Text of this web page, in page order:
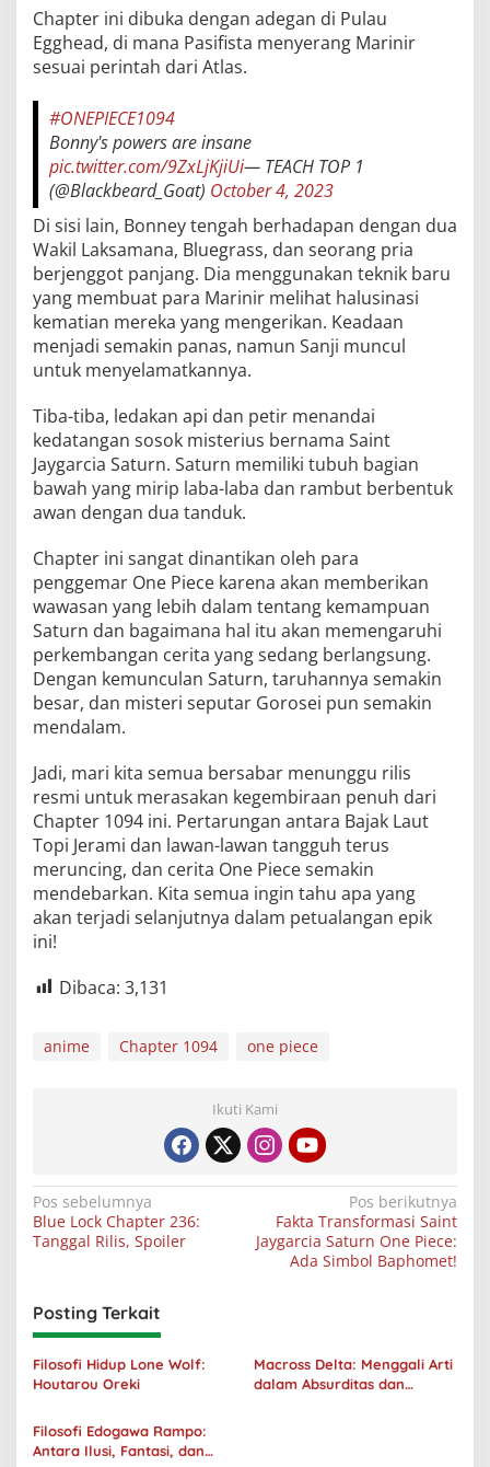
Chapter ini dibuka dengan adegan di Pulau
Egghead, di mana Pasifista menyerang Marinir
sesuai perintah dari Atlas.
#ONEPIECE1094
Bonny's powers are insane
pic.twitter.com/9ZxLjKjiUi— TEACH TOP 1
(@Blackbeard_Goat) October 4, 2023
Di sisi lain, Bonney tengah berhadapan dengan dua
Wakil Laksamana, Bluegrass, dan seorang pria
berjenggot panjang. Dia menggunakan teknik baru
yang membuat para Marinir melihat halusinasi
kematian mereka yang mengerikan. Keadaan
menjadi semakin panas, namun Sanji muncul
untuk menyelamatkannya.
Tiba-tiba, ledakan api dan petir menandai
kedatangan sosok misterius bernama Saint
Jaygarcia Saturn. Saturn memiliki tubuh bagian
bawah yang mirip laba-laba dan rambut berbentuk
awan dengan dua tanduk.
Chapter ini sangat dinantikan oleh para
penggemar One Piece karena akan memberikan
wawasan yang lebih dalam tentang kemampuan
Saturn dan bagaimana hal itu akan memengaruhi
perkembangan cerita yang sedang berlangsung.
Dengan kemunculan Saturn, taruhannya semakin
besar, dan misteri seputar Gorosei pun semakin
mendalam.
Jadi, mari kita semua bersabar menunggu rilis
resmi untuk merasakan kegembiraan penuh dari
Chapter 1094 ini. Pertarungan antara Bajak Laut
Topi Jerami dan lawan-lawan tangguh terus
meruncing, dan cerita One Piece semakin
mendebarkan. Kita semua ingin tahu apa yang
akan terjadi selanjutnya dalam petualangan epik
ini!
Dibaca: 3,131
anime Chapter 1094 one piece
Ikuti Kami
Navigasi
pos
Pos sebelumnya
Blue Lock Chapter 236:
Tanggal Rilis, Spoiler
Pos berikutnya
Fakta Transformasi Saint
Jaygarcia Saturn One Piece:
Ada Simbol Baphomet!
Posting Terkait
Filosofi Hidup Lone Wolf:
Houtarou Oreki
Macross Delta: Menggali Arti
dalam Absurditas dan
Filosofi Edogawa Rampo:
Antara Ilusi, Fantasi, dan